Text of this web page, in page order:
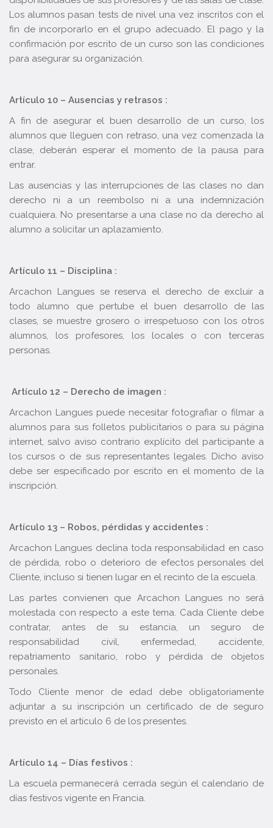
Los alumnos pasan tests de nivel una vez inscritos con el
fin de incorporarlo en el grupo adecuado. El pago y la
confirmación por escrito de un curso son las condiciones
para asegurar su organización.
Artículo 10 – Ausencias y retrasos :
A fin de asegurar el buen desarrollo de un curso, los
alumnos que lleguen con retraso, una vez comenzada la
clase, deberán esperar el momento de la pausa para
entrar.
Las ausencias y las interrupciones de las clases no dan
derecho ni a un reembolso ni a una indemnización
cualquiera. No presentarse a una clase no da derecho al
alumno a solicitar un aplazamiento.
Artículo 11 – Disciplina :
Arcachon Langues se reserva el derecho de excluir a
todo alumno que pertube el buen desarrollo de las
clases, se muestre grosero o irrespetuoso con los otros
alumnos, los profesores, los locales o con terceras
personas.
Artículo 12 – Derecho de imagen :
Arcachon Langues puede necesitar fotografiar o filmar a
alumnos para sus folletos publicitarios o para su página
internet, salvo aviso contrario explícito del participante a
los cursos o de sus representantes legales. Dicho aviso
debe ser especificado por escrito en el momento de la
inscripción.
Artículo 13 – Robos, pérdidas y accidentes :
Arcachon Langues declina toda responsabilidad en caso
de pérdida, robo o deterioro de efectos personales del
Cliente, incluso si tienen lugar en el recinto de la escuela.
Las partes convienen que Arcachon Langues no será
molestada con respecto a este tema. Cada Cliente debe
contratar, antes de su estancia, un seguro de
responsabilidad civil, enfermedad, accidente,
repatriamento sanitario, robo y pérdida de objetos
personales.
Todo Cliente menor de edad debe obligatoriamente
adjuntar a su inscripción un certificado de de seguro
previsto en el artículo 6 de los presentes.
Artículo 14 – Días festivos :
La escuela permanecerá cerrada según el calendario de
días festivos vigente en Francia.